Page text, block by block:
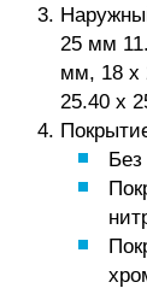
25 мм
мм, 18 x
25.40 x
Без